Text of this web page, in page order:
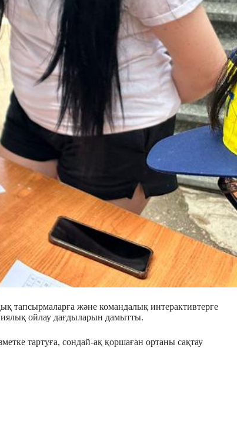
тапсырмаларға және командалық интерактивтерге
ойлау дағдыларын дамытты.
тартуға, сондай-ақ қоршаған ортаны сақтау